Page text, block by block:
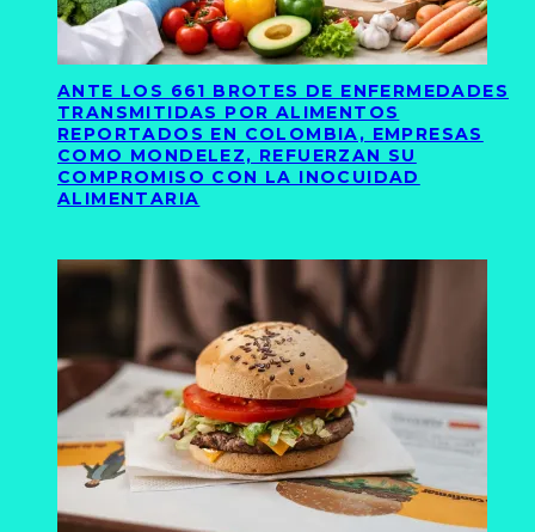
ANTE LOS 661 BROTES DE ENFERMEDADES
TRANSMITIDAS POR ALIMENTOS
REPORTADOS EN COLOMBIA, EMPRESAS
COMO MONDELEZ, REFUERZAN SU
COMPROMISO CON LA INOCUIDAD
ALIMENTARIA